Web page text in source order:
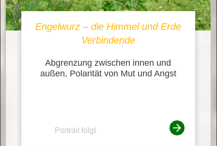
Engelwurz – die Himmel und Erde
Verbindende
Abgrenzung zwischen innen und
außen, Polarität von Mut und Angst
Portrait folgt